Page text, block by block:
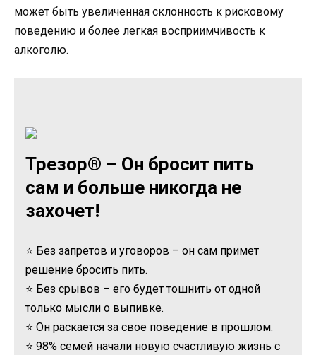
может быть увеличенная склонность к рисковому
поведению и более легкая восприимчивость к
алкоголю.
Трезор® – Он бросит пить
сам и больше никогда не
захочет!
⭐ Без запретов и уговоров – он сам примет
решение бросить пить.
⭐ Без срывов – его будет тошнить от одной
только мысли о выпивке.
⭐ Он раскается за свое поведение в прошлом.
⭐ 98% семей начали новую счастливую жизнь с